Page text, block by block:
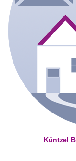
Küntzel